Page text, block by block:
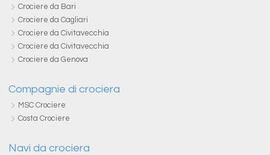
Crociere da Bari
Crociere da Cagliari
Crociere da Civitavecchia
Crociere da Civitavecchia
Crociere da Genova
Compagnie di crociera
MSC Crociere
Costa Crociere
Navi da crociera